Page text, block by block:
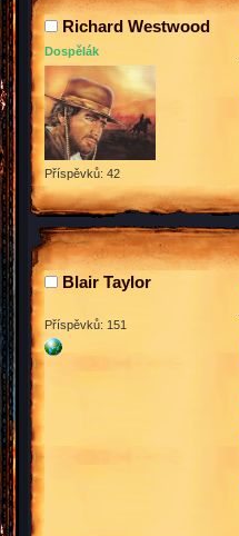
Richard Westwood
Dospělák
Příspěvků: 42
Blair Taylor
Příspěvků: 151